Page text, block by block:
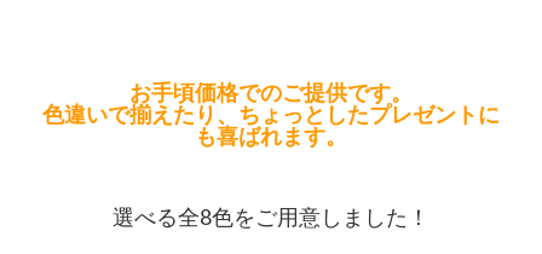
お手頃価格でのご提供です。
色違いで揃えたり、ちょっとしたプレゼントに
も喜ばれます。
選べる全8色をご用意しました！